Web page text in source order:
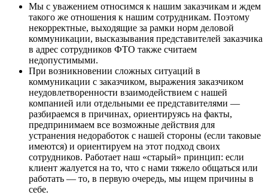
Мы с уважением относимся к нашим заказчикам и ждем
такого же отношения к нашим сотрудникам. Поэтому
некорректные, выходящие за рамки норм деловой
коммуникации, высказывания представителей заказчика
в адрес сотрудников ФТО также считаем
недопустимыми.
При возникновении сложных ситуаций в
коммуникации с заказчиком, выражения заказчиком
неудовлетворенности взаимодействием с нашей
компанией или отдельными ее представителями —
разбираемся в причинах, ориентируясь на факты,
предпринимаем все возможные действия для
устранения недоработок с нашей стороны (если таковые
имеются) и ориентируем на этот подход своих
сотрудников. Работает наш «старый» принцип: если
клиент жалуется на то, что с нами тяжело общаться или
работать — то, в первую очередь, мы ищем причины в
себе.